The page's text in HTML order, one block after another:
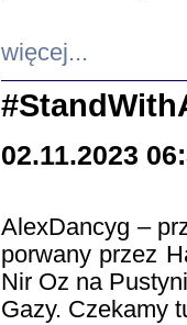
więcej...
02.11.2023
AlexDancyg –
porwany przez
Nir Oz na
Gazy. Czekamy